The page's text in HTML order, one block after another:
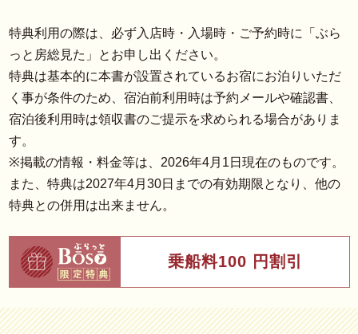
特典利用の際は、必ず入店時・入場時・ご予約時に「ぶら
っと房総見た」とお申し出ください。
特典は基本的に本書が設置されているお宿にお泊りいただ
く事が条件のため、宿泊前利用時は予約メールや確認書、
宿泊後利用時は領収書のご提示を求められる場合がありま
す。
※掲載の情報・料金等は、2026年4月1日現在のものです。
また、特典は2027年4月30日までの有効期限となり、他の
特典との併用は出来ません。
乗船料100 円割引